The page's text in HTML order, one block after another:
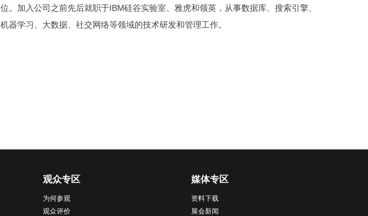
位。加入公司之前先后就职于IBM硅谷实验室、雅虎和领英，从事数据库、搜索引擎、
机器学习、大数据、社交网络等领域的技术研发和管理工作。
观众专区
为何参观
观众评价
媒体专区
资料下载
展会新闻